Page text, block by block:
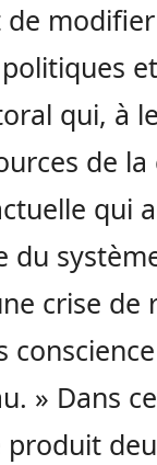
qui, à
de la
qui
du
crise de
» Dans
produit